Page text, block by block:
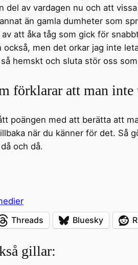
del av vardagen nu och att
än gamla dumheter som
att åka tåg som gick för
men det orkar jag inte
hemskt och sluta stör oss
förklarar att man
poängen med att berätta att
när du känner för det. Så
och då.
Threads Bluesky
gillar: